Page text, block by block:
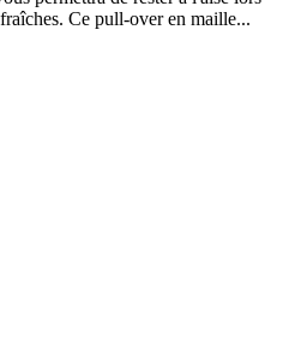
Ce pull-over en maille...